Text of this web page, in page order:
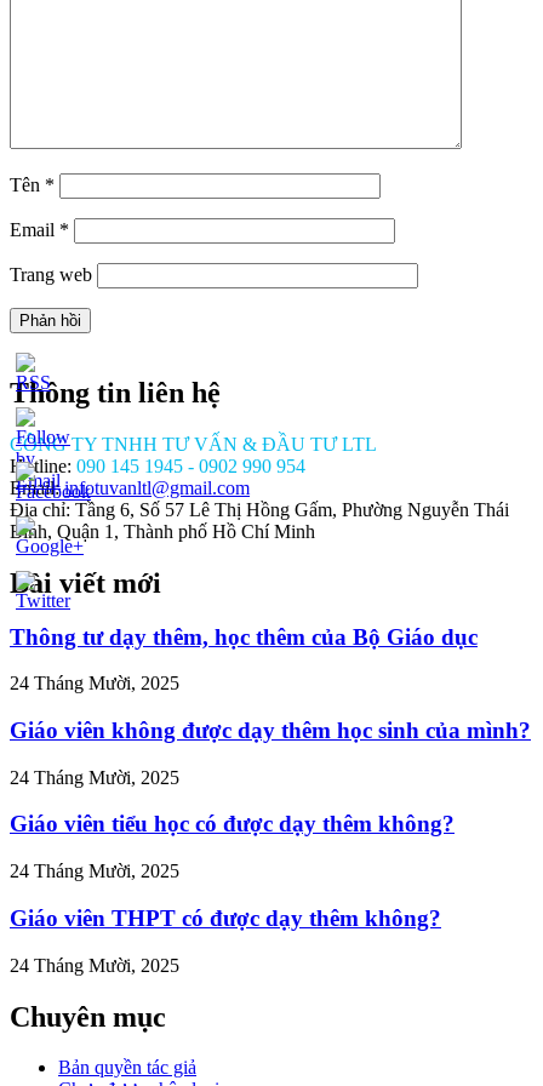
Tên *
Email *
Trang web
thu-
co-
Thông tin liên hệ
CÔNG TY TNHH TƯ VẤN & ĐẦU TƯ LTL
Hotline: 090 145 1945 - 0902 990 954
Email:infotuvanltl@gmail.com
Địa chỉ: Tầng 6, Số 57 Lê Thị Hồng Gấm, Phường Nguyễn Thái
Bình, Quận 1, Thành phố Hồ Chí Minh
Bài viết mới
Thông tư dạy thêm, học thêm của Bộ Giáo dục
24 Tháng Mười, 2025
Giáo viên không được dạy thêm học sinh của mình?
24 Tháng Mười, 2025
Giáo viên tiểu học có được dạy thêm không?
24 Tháng Mười, 2025
Giáo viên THPT có được dạy thêm không?
24 Tháng Mười, 2025
Chuyên mục
Bản quyền tác giả